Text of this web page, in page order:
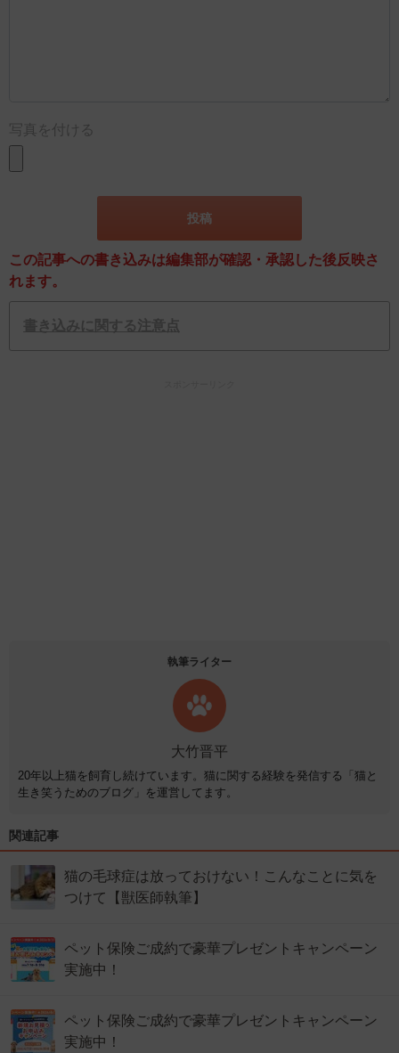
写真を付ける
この記事への書き込みは編集部が確認・承認した後反映さ
れます。
書き込みに関する注意点
執筆ライター
大竹晋平
20年以上猫を飼育し続けています。猫に関する経験を発信する「猫と
生き笑うためのブログ」を運営してます。
関連記事
猫の毛球症は放っておけない！こんなことに気を
つけて【獣医師執筆】
ペット保険ご成約で豪華プレゼントキャンペーン
実施中！
ペット保険ご成約で豪華プレゼントキャンペーン
実施中！